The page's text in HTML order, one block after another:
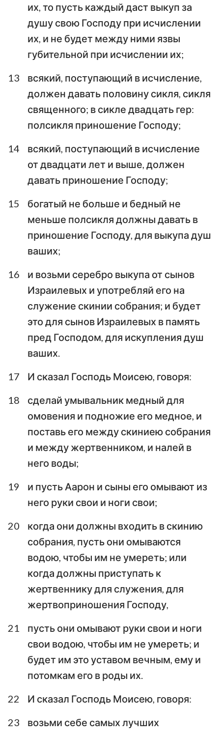
их, то пусть каждый даст выкуп за
душу свою Господу при исчислении
их, и не будет между ними язвы
губительной при исчислении их;
13
всякий, поступающий в исчисление,
должен давать половину сикля, сикля
священного; в сикле двадцать гер:
полсикля приношение Господу;
14
всякий, поступающий в исчисление
от двадцати лет и выше, должен
давать приношение Господу;
15
богатый не больше и бедный не
меньше полсикля должны давать в
приношение Господу, для выкупа душ
ваших;
16
и возьми серебро выкупа от сынов
Израилевых и употребляй его на
служение скинии собрания; и будет
это для сынов Израилевых в память
пред Господом, для искупления душ
ваших.
17
И сказал Господь Моисею, говоря:
18
сделай умывальник медный для
омовения и подножие его медное, и
поставь его между скиниею собрания
и между жертвенником, и налей в
него воды;
19
и пусть Аарон и сыны его омывают из
него руки свои и ноги свои;
20
когда они должны входить в скинию
собрания, пусть они омываются
водою, чтобы им не умереть; или
когда должны приступать к
жертвеннику для служения, для
жертвоприношения Господу,
21
пусть они омывают руки свои и ноги
свои водою, чтобы им не умереть; и
будет им это уставом вечным, ему и
потомкам его в роды их.
22
И сказал Господь Моисею, говоря:
23
возьми себе самых лучших